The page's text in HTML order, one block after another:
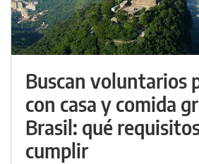
Buscan voluntarios
con casa y comida
Brasil: qué
cumplir